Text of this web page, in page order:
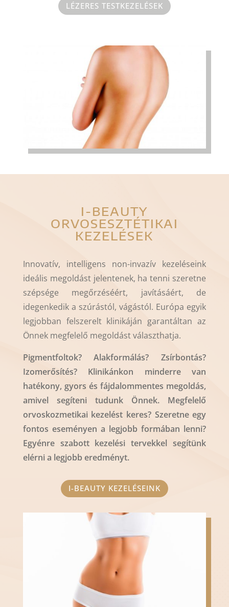
LÉZERES TESTKEZELÉSEK
I-BEAUTY
ORVOSESZTÉTIKAI
KEZELÉSEK
Innovatív, intelligens non-invazív kezeléseink
ideális megoldást jelentenek, ha tenni szeretne
szépsége megőrzéséért, javításáért, de
idegenkedik a szúrástól, vágástól. Európa egyik
legjobban felszerelt klinikáján garantáltan az
Önnek megfelelő megoldást választhatja.
Pigmentfoltok? Alakformálás? Zsírbontás?
Izomerősítés? Klinikánkon minderre van
hatékony, gyors és fájdalommentes megoldás,
amivel segíteni tudunk Önnek. Megfelelő
orvoskozmetikai kezelést keres? Szeretne egy
fontos eseményen a legjobb formában lenni?
Egyénre szabott kezelési tervekkel segítünk
elérni a legjobb eredményt.
I-BEAUTY KEZELÉSEINK